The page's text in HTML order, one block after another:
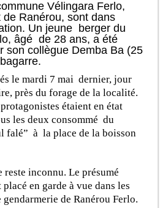
Vélingara Ferlo,
Ranérou, sont dans
Un jeune berger du
âgé de 28 ans, a été
son collègue Demba Ba (25
le mardi 7 mai dernier, jour
près du forage de la localité.
étaient en état
les deux consommé du
falé” à la place de la boisson
inconnu. Le présumé
en garde à vue dans les
de Ranérou Ferlo.